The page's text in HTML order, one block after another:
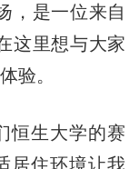
，是一位来自
这里想与大家
验。
生大学的赛
居住环境让我